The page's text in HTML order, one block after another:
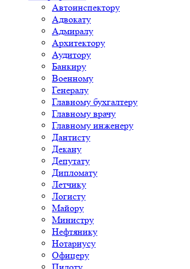
Автоинспектору
Адвокату
Адмиралу
Архитектору
Аудитору
Банкиру
Военному
Генералу
Главному бухгалтеру
Главному врачу
Главному инженеру
Дантисту
Декану
Депутату
Дипломату
Летчику
Логисту
Майору
Министру
Нефтянику
Нотариусу
Офицеру